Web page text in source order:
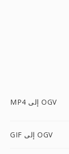
MP4 إلى OGV
GIF إلى OGV